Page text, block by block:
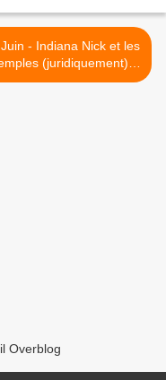
- Indiana Nick et les
(juridiquement)
maudits >
Overblog